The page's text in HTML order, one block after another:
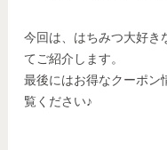
今回は、はちみつ大好き
てご紹介します。
最後にはお得なクーポン
覧ください♪